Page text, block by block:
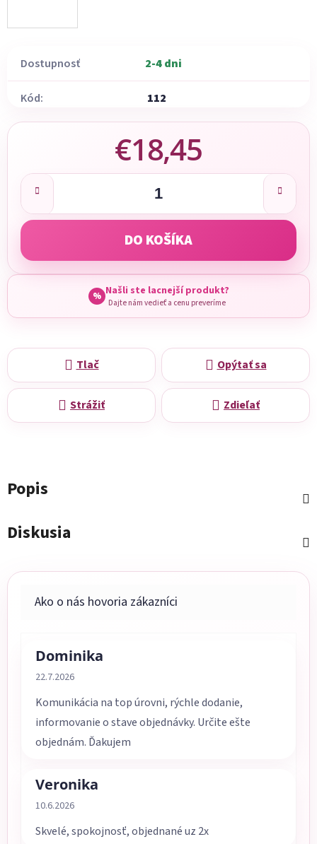
Dostupnosť 2-4 dni
Kód: 112
€18,45
Jednotková cena:
DO KOŠÍKA
% Našli ste lacnejší produkt?
Dajte nám vedieť a cenu preveríme
Tlač Opýtať sa
Strážiť Zdieľať
Popis
Diskusia
Dominika
Hodnotenie obchodu je 5 z 5 hviezdičiek.
22.7.2026
Komunikácia na top úrovni, rýchle dodanie,
informovanie o stave objednávky. Určite ešte
objednám. Ďakujem
Veronika
Hodnotenie obchodu je 5 z 5 hviezdičiek.
10.6.2026
Skvelé, spokojnosť, objednané uz 2x